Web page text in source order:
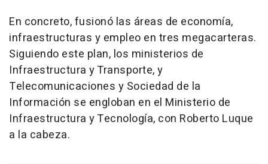
En concreto, fusionó las áreas de economía,
infraestructuras y empleo en tres megacarteras.
Siguiendo este plan, los ministerios de
Infraestructura y Transporte, y
Telecomunicaciones y Sociedad de la
Información se engloban en el Ministerio de
Infraestructura y Tecnología, con Roberto Luque
a la cabeza.